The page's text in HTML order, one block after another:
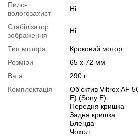
Пило-
вологозахист
Ні
Стабілізатор
зображення
Ні
Тип мотора
Кроковий мотор
Розміри
65 x 72 мм
Вага
290 г
Комплектація
Об'єктив Viltrox AF
E) (Sony E)
Передня кришка
Задня кришка
Бленда
Чохол